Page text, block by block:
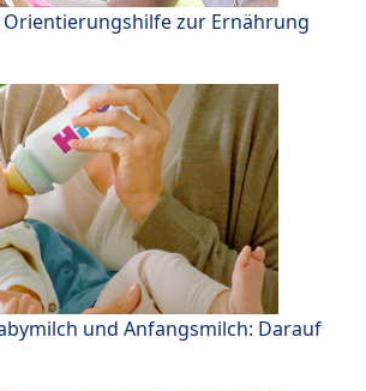
zur Ernährung
und Anfangsmilch: Darauf